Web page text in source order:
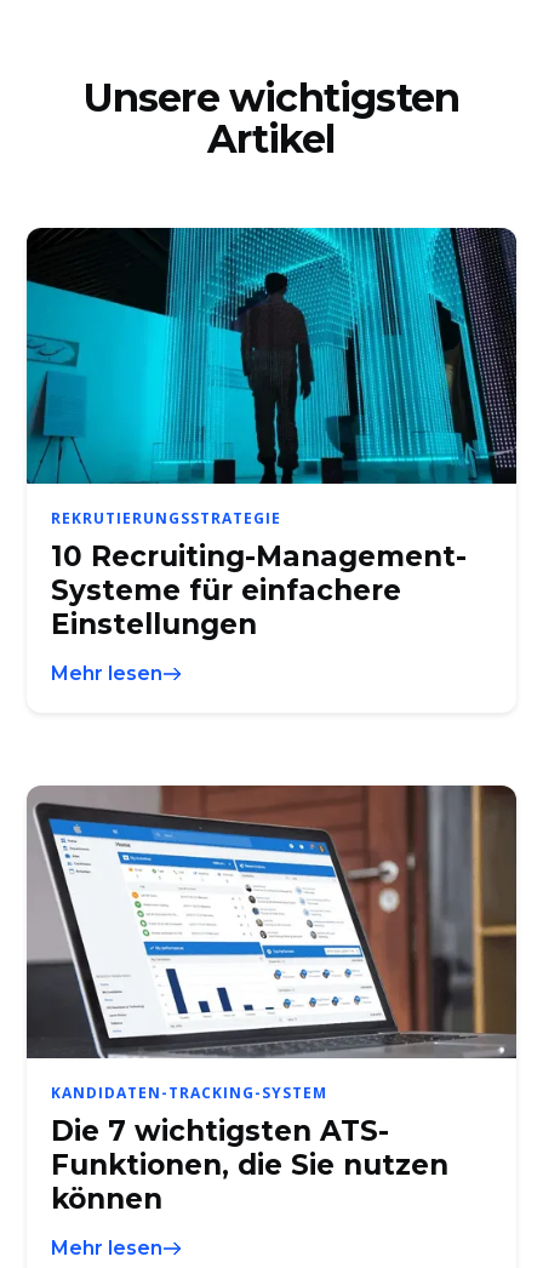
Unsere wichtigsten
Artikel
REKRUTIERUNGSSTRATEGIE
10 Recruiting-Management-
Systeme für einfachere
Einstellungen
Mehr lesen
KANDIDATEN-TRACKING-SYSTEM
Die 7 wichtigsten ATS-
Funktionen, die Sie nutzen
können
Mehr lesen